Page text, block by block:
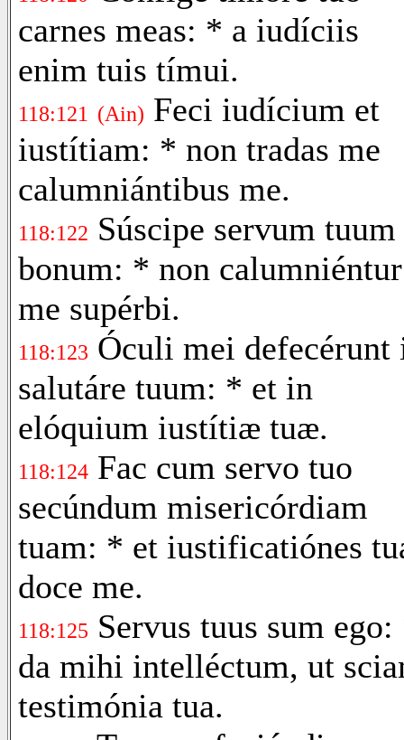
carnes meas: * a iudíciis
enim tuis tímui.
118:121 (Ain) Feci iudícium et
iustítiam: * non tradas me
calumniántibus me.
118:122 Súscipe servum
bonum: * non calumniéntur
me supérbi.
118:123 Óculi mei defecérunt
salutáre tuum: * et in
elóquium iustítiæ tuæ.
118:124 Fac cum servo tuo
secúndum misericórdiam
tuam: * et iustificatiónes
doce me.
118:125 Servus tuus sum
da mihi intelléctum, ut
testimónia tua.